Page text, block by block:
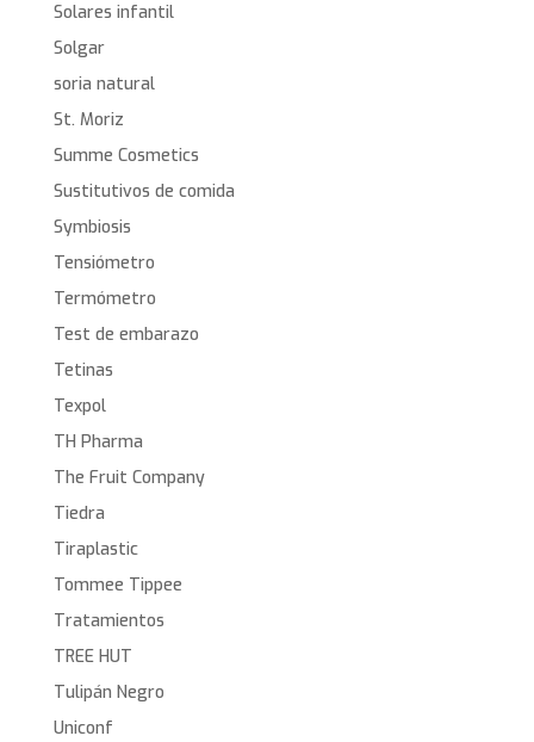
Solares infantil
Solgar
soria natural
St. Moriz
Summe Cosmetics
Sustitutivos de comida
Symbiosis
Tensiómetro
Termómetro
Test de embarazo
Tetinas
Texpol
TH Pharma
The Fruit Company
Tiedra
Tiraplastic
Tommee Tippee
Tratamientos
TREE HUT
Tulipán Negro
Uniconf